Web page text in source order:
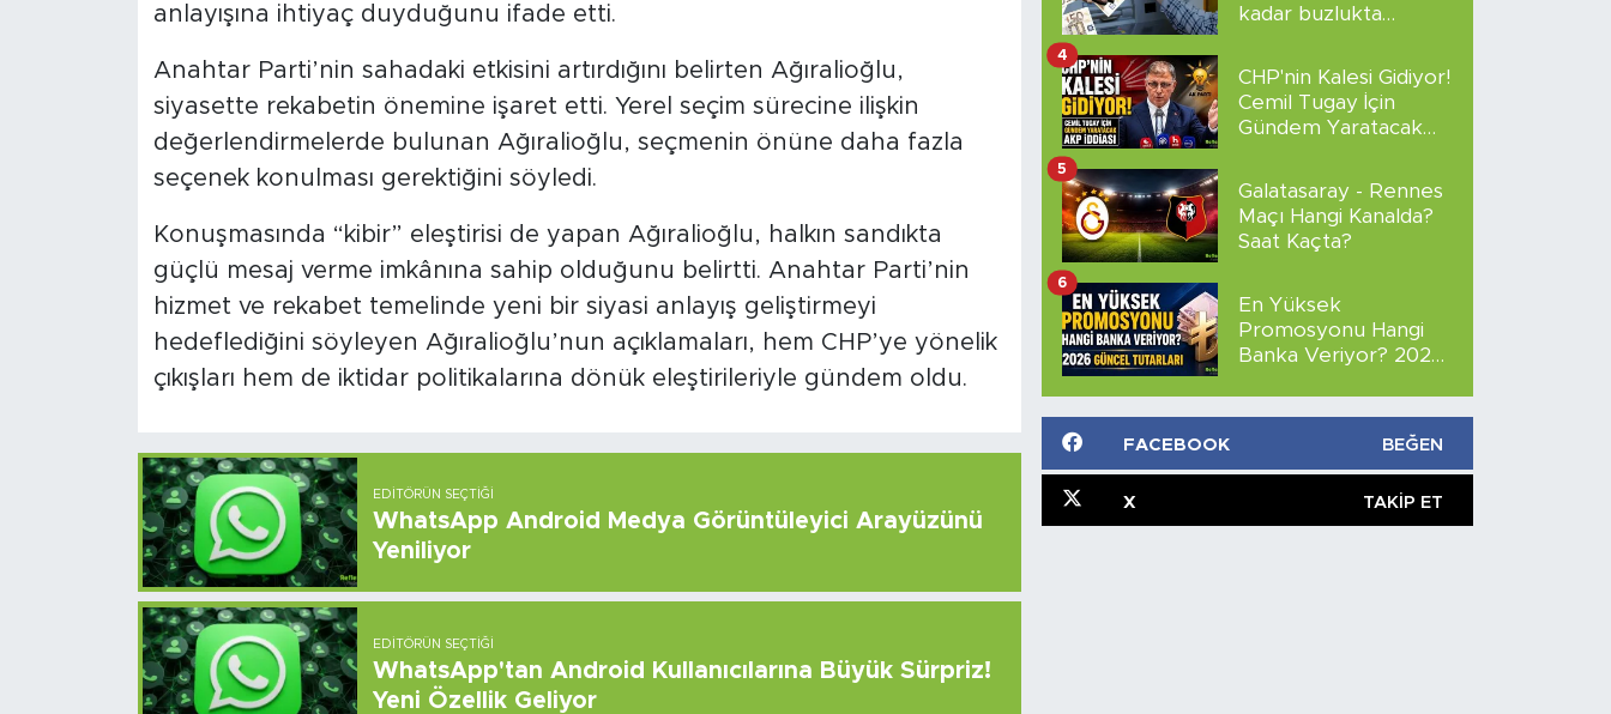
anlayışına ihtiyaç duyduğunu ifade etti.
Anahtar Parti’nin sahadaki etkisini artırdığını belirten Ağıralioğlu,
siyasette rekabetin önemine işaret etti. Yerel seçim sürecine ilişkin
değerlendirmelerde bulunan Ağıralioğlu, seçmenin önüne daha fazla
seçenek konulması gerektiğini söyledi.
Konuşmasında “kibir” eleştirisi de yapan Ağıralioğlu, halkın sandıkta
güçlü mesaj verme imkânına sahip olduğunu belirtti. Anahtar Parti’nin
hizmet ve rekabet temelinde yeni bir siyasi anlayış geliştirmeyi
hedeflediğini söyleyen Ağıralioğlu’nun açıklamaları, hem CHP’ye yönelik
çıkışları hem de iktidar politikalarına dönük eleştirileriyle gündem oldu.
EDITÖRÜN SEÇTIĞI
WhatsApp Android Medya Görüntüleyici Arayüzünü
Yeniliyor
EDITÖRÜN SEÇTIĞI
WhatsApp'tan Android Kullanıcılarına Büyük Sürpriz!
Yeni Özellik Geliyor
kadar buzlukta
CHP'nin Kalesi Gidiyor!
Cemil Tugay İçin
Gündem Yaratacak
4
Galatasaray - Rennes
Maçı Hangi Kanalda?
Saat Kaçta?
5
En Yüksek
Promosyonu Hangi
Banka Veriyor? 2026
6
FACEBOOK BEĞEN
X TAKIP ET